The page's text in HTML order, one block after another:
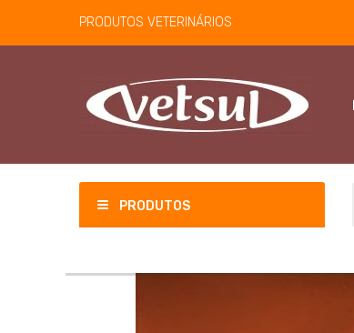
PRODUTOS VETERINÁRIOS
PRODUTOS